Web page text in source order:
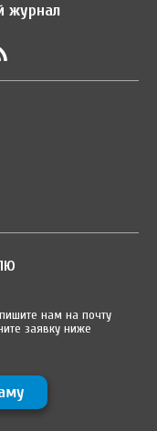
журнал
нам на почту
заявку ниже